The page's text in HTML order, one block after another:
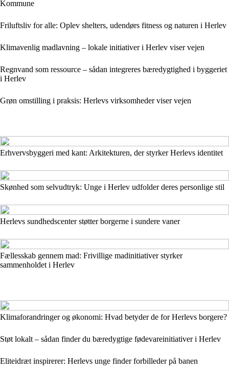
Kommune
Friluftsliv for alle: Oplev shelters, udendørs fitness og naturen i Herlev
Klimavenlig madlavning – lokale initiativer i Herlev viser vejen
Regnvand som ressource – sådan integreres bæredygtighed i byggeriet
i Herlev
Grøn omstilling i praksis: Herlevs virksomheder viser vejen
Erhvervsbyggeri med kant: Arkitekturen, der styrker Herlevs identitet
Skønhed som selvudtryk: Unge i Herlev udfolder deres personlige stil
Herlevs sundhedscenter støtter borgerne i sundere vaner
Fællesskab gennem mad: Frivillige madinitiativer styrker
sammenholdet i Herlev
Klimaforandringer og økonomi: Hvad betyder de for Herlevs borgere?
Støt lokalt – sådan finder du bæredygtige fødevareinitiativer i Herlev
Eliteidræt inspirerer: Herlevs unge finder forbilleder på banen